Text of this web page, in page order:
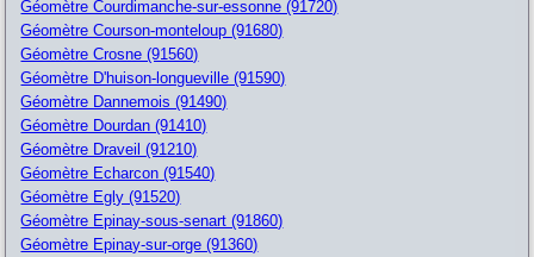
Géomètre Courdimanche-sur-essonne (91720)
Géomètre Courson-monteloup (91680)
Géomètre Crosne (91560)
Géomètre D'huison-longueville (91590)
Géomètre Dannemois (91490)
Géomètre Dourdan (91410)
Géomètre Draveil (91210)
Géomètre Echarcon (91540)
Géomètre Egly (91520)
Géomètre Epinay-sous-senart (91860)
Géomètre Epinay-sur-orge (91360)